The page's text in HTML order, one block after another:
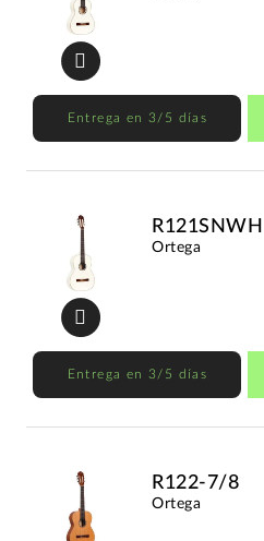
Entrega en 3/5 días
R121SNWH
Ortega
Entrega en 3/5 días
R122-7/8
Ortega